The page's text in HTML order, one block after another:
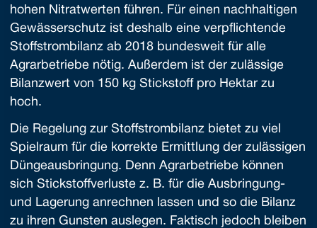
hohen Nitratwerten führen. Für einen nachhaltigen
Gewässerschutz ist deshalb eine verpflichtende
Stoffstrombilanz ab 2018 bundesweit für alle
Agrarbetriebe nötig. Außerdem ist der zulässige
Bilanzwert von 150 kg Stickstoff pro Hektar zu
hoch.
Die Regelung zur Stoffstrombilanz bietet zu viel
Spielraum für die korrekte Ermittlung der zulässigen
Düngeausbringung. Denn Agrarbetriebe können
sich Stickstoffverluste z. B. für die Ausbringung-
und Lagerung anrechnen lassen und so die Bilanz
zu ihren Gunsten auslegen. Faktisch jedoch bleiben